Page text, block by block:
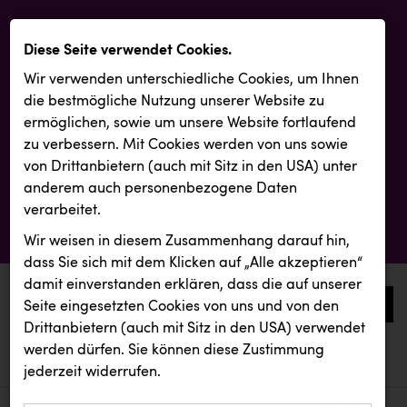
0
aktuelle aussendungen
aktuelle aussendungen
Diese Seite verwendet Cookies.
Wir verwenden unterschiedliche Cookies, um Ihnen
die best­mögliche Nutzung unserer Website zu
ermöglichen, sowie um unsere Website fortlaufend
zu verbessern. Mit Cookies werden von uns sowie
von Drittanbietern (auch mit Sitz in den USA) unter
anderem auch personenbezogene Daten
verarbeitet.
Wir weisen in diesem Zusammenhang darauf hin,
dass Sie sich mit dem Klicken auf „Alle akzeptieren“
damit ein­ver­standen erklären, dass die auf unserer
Seite eingesetzten Cookies von uns und von den
Drittanbietern (auch mit Sitz in den USA) verwendet
werden dürfen. Sie können diese Zustimmung
jederzeit widerrufen.